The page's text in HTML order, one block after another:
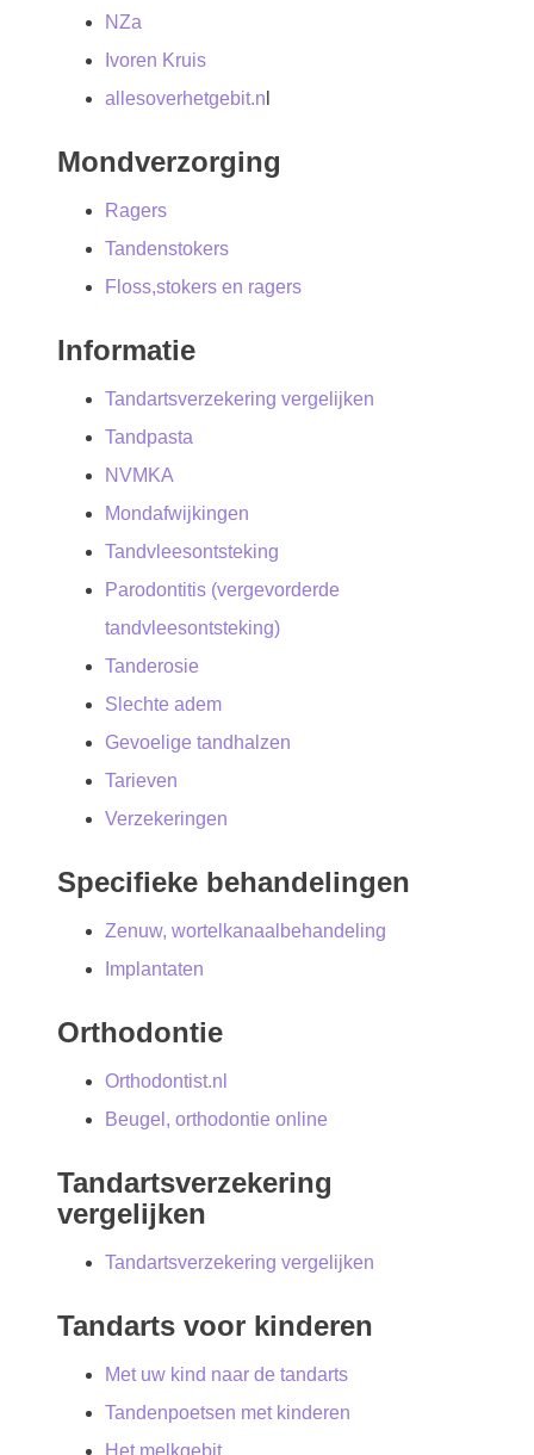
NZa
Ivoren Kruis
allesoverhetgebit.n
Mondverzorging
Ragers
Tandenstokers
Floss,stokers en ragers
Informatie
Tandartsverzekering vergelijken
Tandpasta
NVMKA
Mondafwijkingen
Tandvleesontsteking
Parodontitis (vergevorderde
tandvleesontsteking)
Tanderosie
Slechte adem
Gevoelige tandhalzen
Tarieven
Verzekeringen
Specifieke behandelingen
Zenuw, wortelkanaalbehandeling
Implantaten
Orthodontie
Orthodontist.nl
Beugel, orthodontie online
Tandartsverzekering
vergelijken
Tandartsverzekering vergelijken
Tandarts voor kinderen
Met uw kind naar de tandarts
Tandenpoetsen met kinderen